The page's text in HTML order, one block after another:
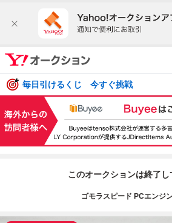
毎日引けるくじ 今すぐ挑戦
このオークションは終了し
ゴモラスピード PCエンジ